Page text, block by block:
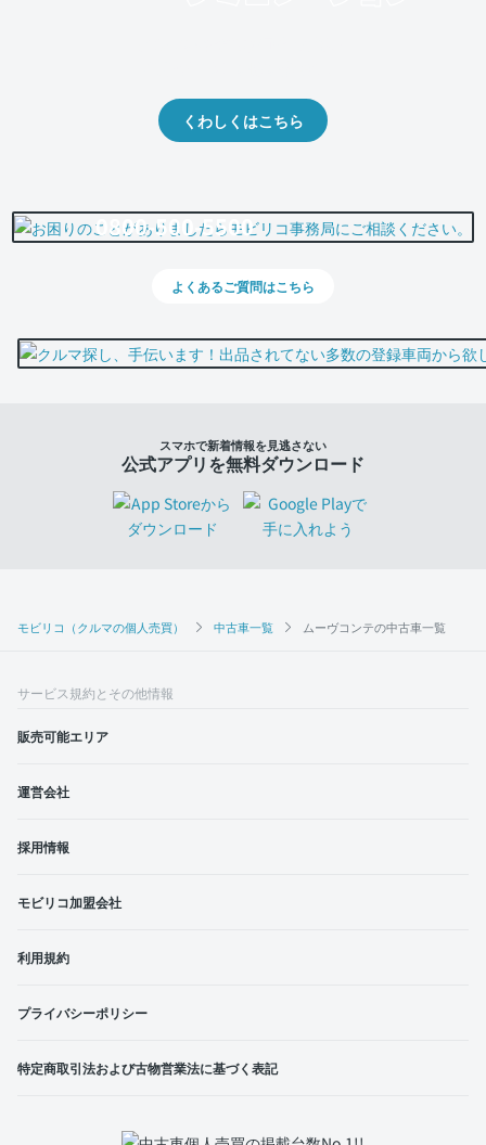
モビリコ（クルマの個人売買） 中古車一覧 ムーヴコンテの中古車一覧
くわしくはこちら
0800-500-5500
よくあるご質問はこちら
スマホで新着情報を見逃さない
公式アプリを無料ダウンロード
サービス規約とその他情報
販売可能エリア
運営会社
採用情報
モビリコ加盟会社
利用規約
プライバシーポリシー
特定商取引法および古物営業法に基づく表記